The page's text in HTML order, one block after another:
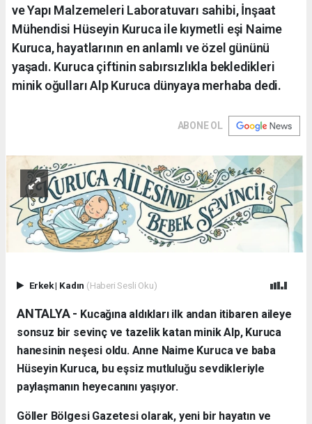
ve Yapı Malzemeleri Laboratuvarı sahibi, İnşaat
Mühendisi Hüseyin Kuruca ile kıymetli eşi Naime
Kuruca, hayatlarının en anlamlı ve özel gününü
yaşadı. Kuruca çiftinin sabırsızlıkla bekledikleri
minik oğulları Alp Kuruca dünyaya merhaba dedi.
ABONE OL
Erkek| Kadın (Haberi Sesli Oku)
ANTALYA - ​ Kucağına aldıkları ilk andan itibaren aileye
sonsuz bir sevinç ve tazelik katan minik Alp, Kuruca
hanesinin neşesi oldu. Anne Naime Kuruca ve baba
Hüseyin Kuruca, bu eşsiz mutluluğu sevdikleriyle
paylaşmanın heyecanını yaşıyor.
​Göller Bölgesi Gazetesi olarak, yeni bir hayatın ve